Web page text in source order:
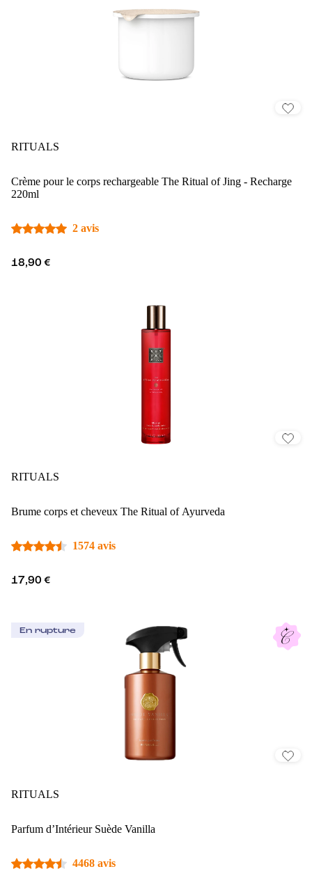
RITUALS
Crème pour le corps rechargeable The Ritual of Jing - Recharge
220ml
2 avis
18,90 €
RITUALS
Brume corps et cheveux The Ritual of Ayurveda
1574 avis
17,90 €
En rupture
RITUALS
Parfum d’Intérieur Suède Vanilla
4468 avis